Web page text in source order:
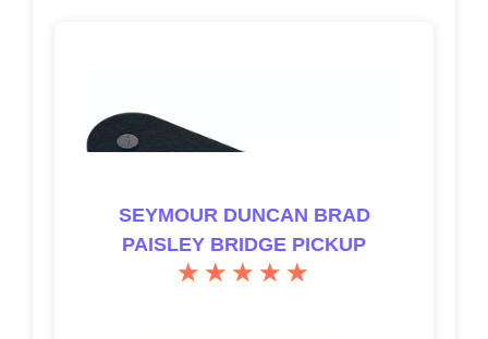
SEYMOUR DUNCAN BRAD
PAISLEY BRIDGE PICKUP